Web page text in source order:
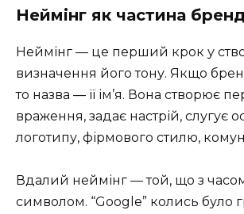
Неймінг як частина
Неймінг — це перший крок у
визначення його тону. Якщо
то назва — її ім’я. Вона створює
враження, задає настрій, слугує
логотипу, фірмового стилю,
Вдалий неймінг — той, що з
символом. “Google” колись було